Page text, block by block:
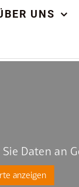
UNS
Daten an
anzeigen